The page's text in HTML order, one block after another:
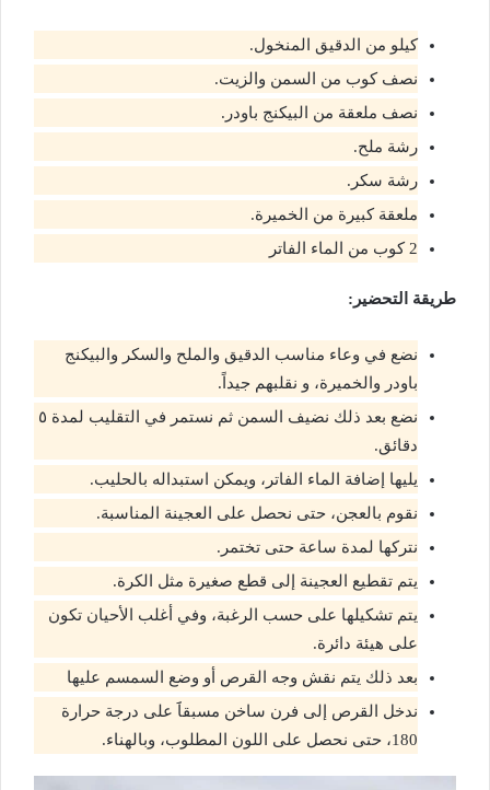
كيلو من الدقيق المنخول.
نصف كوب من السمن والزيت.
نصف ملعقة من البيكنج باودر.
رشة ملح.
رشة سكر.
ملعقة كبيرة من الخميرة.
2 كوب من الماء الفاتر
طريقة التحضير:
نضع في وعاء مناسب الدقيق والملح والسكر والبيكنج
باودر والخميرة، و نقلبهم جيداً.
نضع بعد ذلك نضيف السمن ثم نستمر في التقليب لمدة ٥
دقائق.
يليها إضافة الماء الفاتر، ويمكن استبداله بالحليب.
نقوم بالعجن، حتى نحصل على العجينة المناسبة.
نتركها لمدة ساعة حتى تختمر.
يتم تقطيع العجينة إلى قطع صغيرة مثل الكرة.
يتم تشكيلها على حسب الرغبة، وفي أغلب الأحيان تكون
على هيئة دائرة.
بعد ذلك يتم نقش وجه القرص أو وضع السمسم عليها
ندخل القرص إلى فرن ساخن مسبقاََ على درجة حرارة
180، حتى نحصل على اللون المطلوب، وبالهناء.